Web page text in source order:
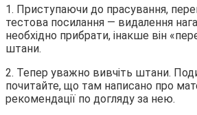
1. Приступаючи до прасування,
тестова посилання — видалення
необхідно прибрати, інакше він
штани.
2. Тепер уважно вивчіть штани.
почитайте, що там написано про
рекомендації по догляду за нею.